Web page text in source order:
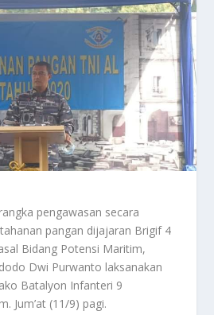
pengawasan secara
pangan dijajaran Brigif 4
Bidang Potensi Maritim,
Dwi Purwanto laksanakan
Batalyon Infanteri 9
Jum’at (11/9) pagi.